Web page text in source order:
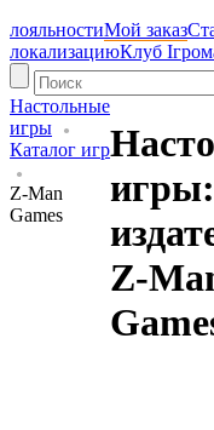
лояльностиМой заказ
локализациюКлуб
Настольные
игры
Каталог игр
Z-Man
Games
игры:
Z-